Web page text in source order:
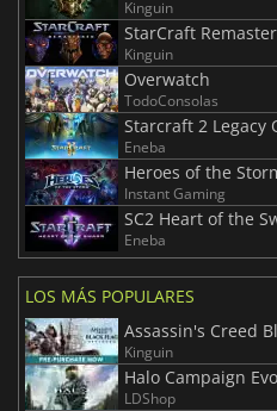
Kinguin
StarCraft
Kinguin
Overwatch
TodoConsolas
Starcraft 2 Legacy
Eneba
Heroes of the
Instant Gaming
SC2 Heart of the
Eneba
LOS MÁS POPULARES
Assassin's Creed
Kinguin
Halo Campaign
LDShop